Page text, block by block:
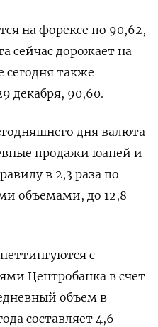
на форексе по 90,62,
сейчас дорожает на
сегодня также
декабря, 90,60.
дня валюта
продажи юаней и
в 2,3 раза по
объемами, до 12,8
с
Центробанка в счет
объем в
составляет 4,6